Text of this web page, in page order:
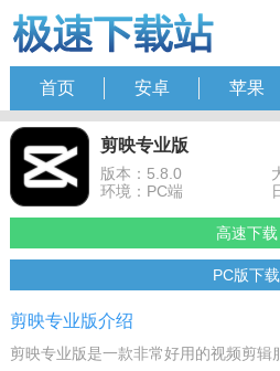
首页 安卓 苹果
剪映专业版
版本：5.8.0
环境：PC端
高速下载
PC版下载
剪映专业版介绍
剪映专业版是一款非常好用的视频剪辑